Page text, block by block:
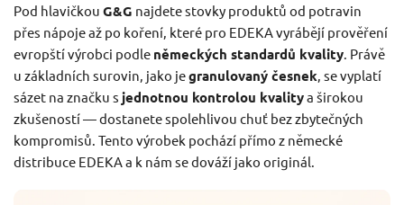
Pod hlavičkou G&G najdete stovky produktů od potravin
přes nápoje až po koření, které pro EDEKA vyrábějí prověření
evropští výrobci podle německých standardů kvality . Právě
u základních surovin, jako jegranulovaný česnek , se vyplatí
sázet na značku s jednotnou kontrolou kvalitya širokou
zkušeností — dostanete spolehlivou chuť bez zbytečných
kompromisů. Tento výrobek pochází přímo z německé
distribuce EDEKA a k nám se dováží jako originál.